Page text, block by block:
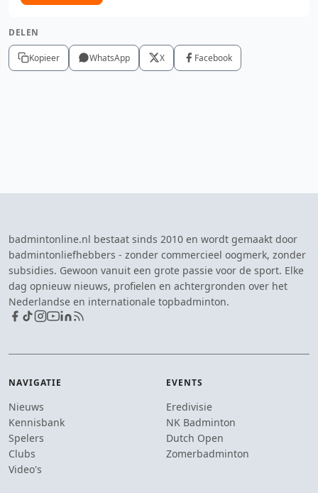
DELEN
Kopieer WhatsApp X Facebook
badmintonline.nl bestaat sinds 2010 en wordt gemaakt door
badmintonliefhebbers - zonder commercieel oogmerk, zonder
subsidies. Gewoon vanuit een grote passie voor de sport. Elke
dag opnieuw nieuws, profielen en achtergronden over het
Nederlandse en internationale topbadminton.
NAVIGATIE
Nieuws
Kennisbank
Spelers
Clubs
Video's
EVENTS
Eredivisie
NK Badminton
Dutch Open
Zomerbadminton